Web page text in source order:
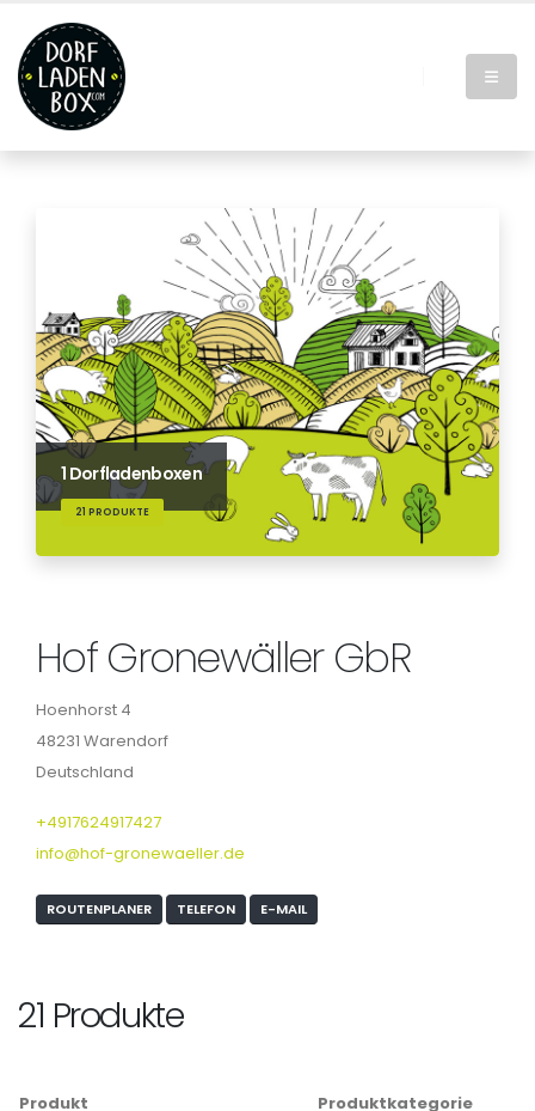
1 Dorfladenboxen
21 PRODUKTE
Hof Gronewäller GbR
Hoenhorst 4
48231 Warendorf
Deutschland
+4917624917427
info@hof-gronewaeller.de
ROUTENPLANER TELEFON E-MAIL
21 Produkte
Produkt Produktkategorie